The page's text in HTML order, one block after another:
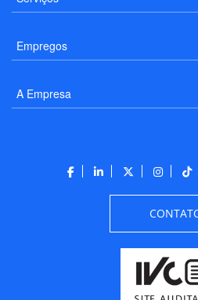
Empregos
A Empresa